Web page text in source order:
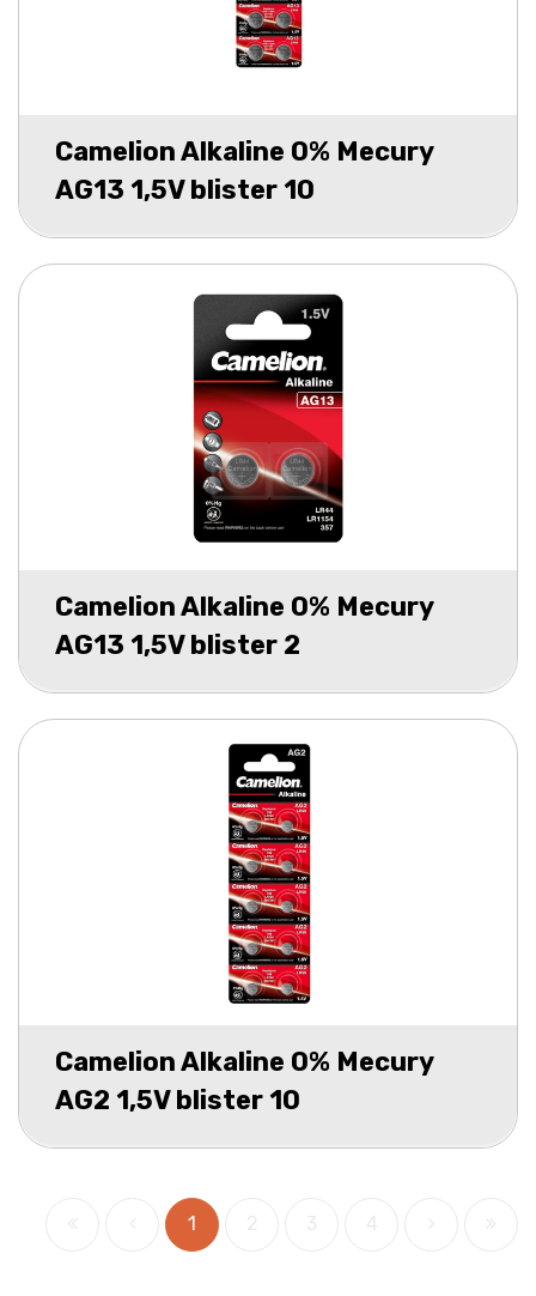
Camelion Alkaline 0% Mecury
AG13 1,5V blister 10
Camelion Alkaline 0% Mecury
AG13 1,5V blister 2
Camelion Alkaline 0% Mecury
AG2 1,5V blister 10
1